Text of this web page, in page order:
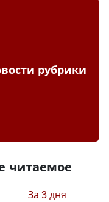
рубрики
читаемое
За 3 дня